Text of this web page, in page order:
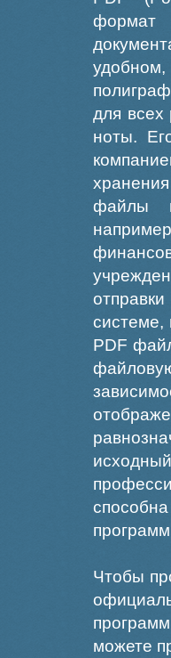
формат
для всех
ноты.
файлы
системе,
PDF
Чтобы
можете